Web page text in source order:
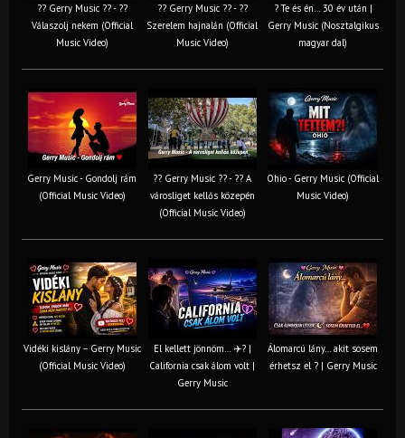
?? Gerry Music ?? - ??
Válaszolj nekem (Official
Music Video)
?? Gerry Music ?? - ??
Szerelem hajnalán (Official
Music Video)
? Te és én… 30 év után |
Gerry Music (Nosztalgikus
magyar dal)
Gerry Music - Gondolj rám
(Official Music Video)
?? Gerry Music ?? - ?? A
városliget kellős közepén
(Official Music Video)
Ohio - Gerry Music (Official
Music Video)
Vidéki kislány – Gerry Music
(Official Music Video)
El kellett jönnöm… ✈️? |
California csak álom volt |
Gerry Music
Álomarcú lány… akit sosem
érhetsz el ? | Gerry Music